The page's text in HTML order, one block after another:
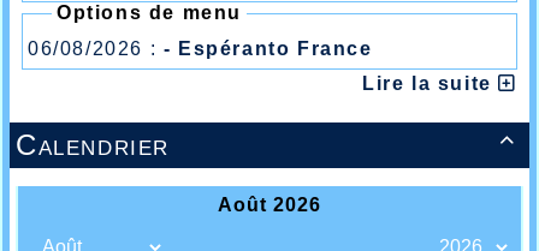
Options de menu
06/08/2026 : - Espéranto France
Lire la suite

Calendrier